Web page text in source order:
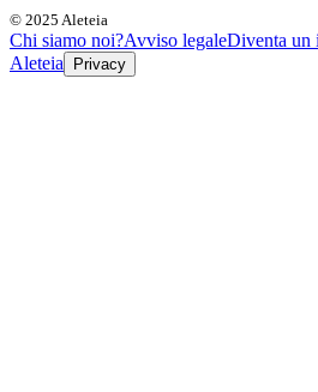
© 2025 Aleteia
Chi siamo noi?Avviso legaleDiventa un
Aleteia
Privacy